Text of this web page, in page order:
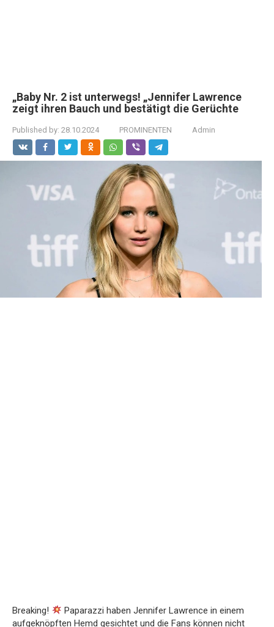
„Baby Nr. 2 ist unterwegs! „Jennifer Lawrence
zeigt ihren Bauch und bestätigt die Gerüchte
Published by: 28.10.2024 PROMINENTEN Admin
Breaking!
Paparazzi haben Jennifer Lawrence in einem
aufgeknöpften Hemd gesichtet und die Fans können nicht